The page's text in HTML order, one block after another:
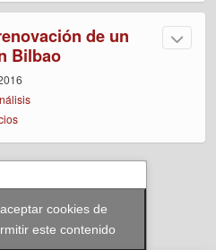
de un
Bilbao
cookies de
este contenido